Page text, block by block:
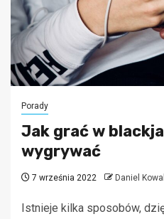
Porady
Jak grać w
wygrywać
7 września 2022 Daniel
Istnieje kilka sposobów,